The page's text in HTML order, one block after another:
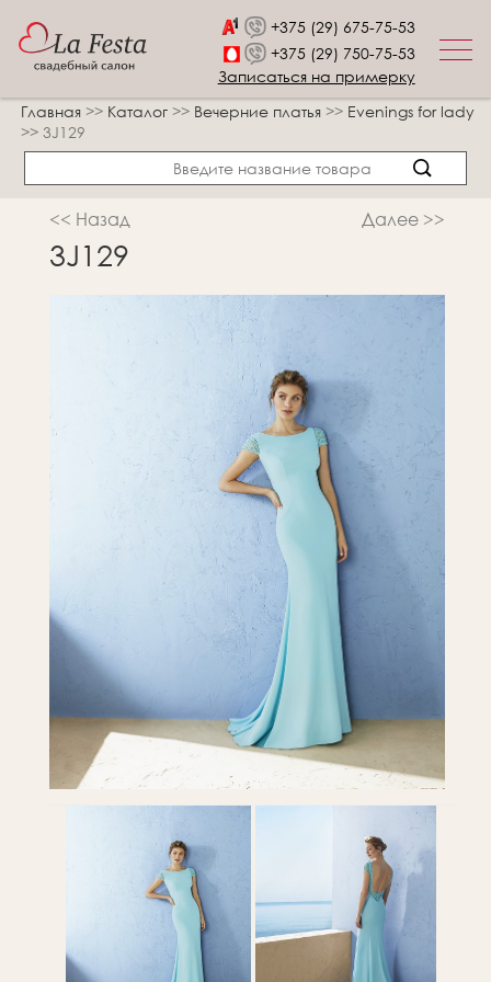
+375 (29) 675-75-53
+375 (29) 750-75-53
Записаться на примерку
Главная >> Каталог >> Вечерние платья >> Evenings for lady
>> 3J129
<< Назад Далее >>
3J129